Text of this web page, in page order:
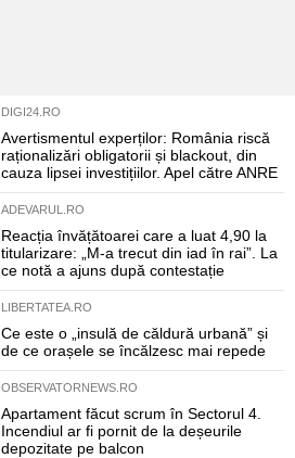
DIGI24.RO
Avertismentul experților: România riscă
raționalizări obligatorii și blackout, din
cauza lipsei investițiilor. Apel către ANRE
ADEVARUL.RO
Reacția învățătoarei care a luat 4,90 la
titularizare: „M-a trecut din iad în rai”. La
ce notă a ajuns după contestație
LIBERTATEA.RO
Ce este o „insulă de căldură urbană” și
de ce orașele se încălzesc mai repede
OBSERVATORNEWS.RO
Apartament făcut scrum în Sectorul 4.
Incendiul ar fi pornit de la deșeurile
depozitate pe balcon